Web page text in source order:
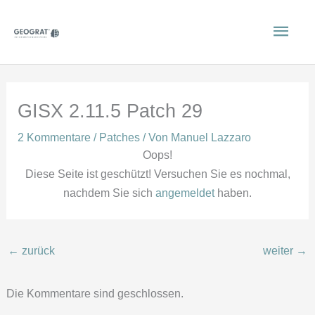
Inhalt
GISX 2.11.5 Patch 29
2 Kommentare / Patches / Von Manuel Lazzaro
Oops!
Diese Seite ist geschützt! Versuchen Sie es nochmal,
nachdem Sie sich angemeldethaben.
← zurück weiter →
Die Kommentare sind geschlossen.